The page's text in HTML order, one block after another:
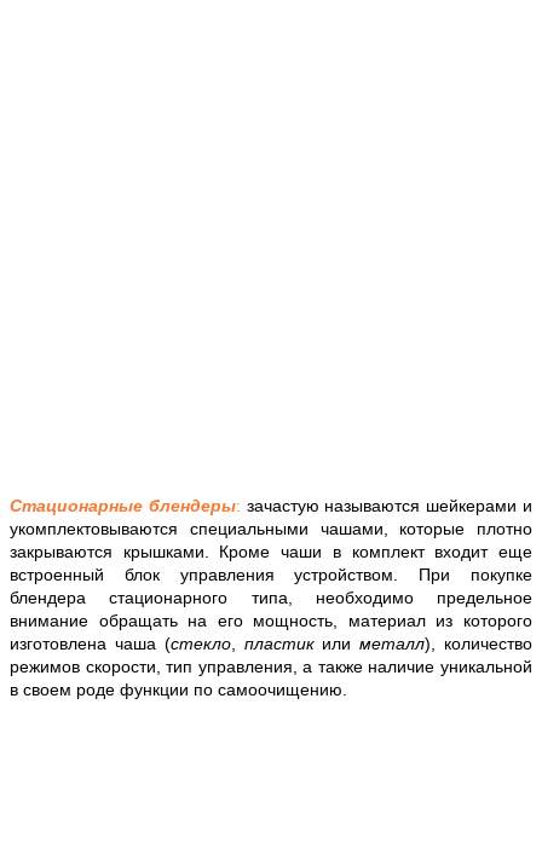
Стационарные блендеры: зачастую называются шейкерами и
укомплектовываются специальными чашами, которые плотно
закрываются крышками. Кроме чаши в комплект входит еще
встроенный блок управления устройством. При покупке
блендера стационарного типа, необходимо предельное
внимание обращать на его мощность, материал из которого
изготовлена чаша (стекло, пластикилиметалл), количество
режимов скорости, тип управления, а также наличие уникальной
в своем роде функции по самоочищению.